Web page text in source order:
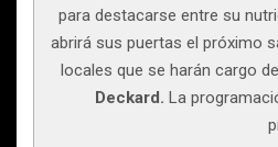
para destacarse entre su
abrirá sus puertas el próximo
locales que se harán cargo
Deckard. La